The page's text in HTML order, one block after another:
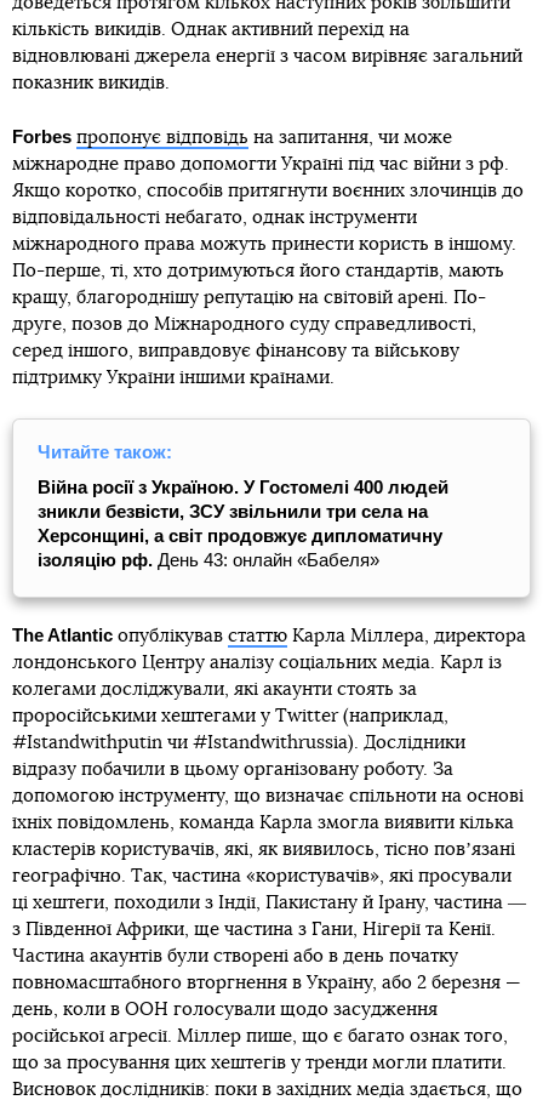
кількість викидів. Однак активний перехід на
відновлювані джерела енергії з часом вирівняє загальний
показник викидів.
Forbes пропонує відповідь на запитання, чи може
міжнародне право допомогти Україні під час війни з рф.
Якщо коротко, способів притягнути воєнних злочинців до
відповідальності небагато, однак інструменти
міжнародного права можуть принести користь в іншому.
По-перше, ті, хто дотримуються його стандартів, мають
кращу, благороднішу репутацію на світовій арені. По-
друге, позов до Міжнародного суду справедливості,
серед іншого, виправдовує фінансову та військову
підтримку України іншими країнами.
Читайте також:
Війна росії з Україною. У Гостомелі 400 людей
зникли безвісти, ЗСУ звільнили три села на
Херсонщині, а світ продовжує дипломатичну
ізоляцію рф. День 43: онлайн «Бабеля»
The Atlantic опублікував статтю Карла Міллера, директора
лондонського Центру аналізу соціальних медіа. Карл із
колегами досліджували, які акаунти стоять за
проросійськими хештегами у Twitter (наприклад,
#Istandwithputin чи #Istandwithrussia). Дослідники
відразу побачили в цьому організовану роботу. За
допомогою інструменту, що визначає спільноти на основі
їхніх повідомлень, команда Карла змогла виявити кілька
кластерів користувачів, які, як виявилось, тісно повʼязані
географічно. Так, частина «користувачів», які просували
ці хештеги, походили з Індії, Пакистану й Ірану, частина ―
з Південної Африки, ще частина з Гани, Нігерії та Кенії.
Частина акаунтів були створені або в день початку
повномасштабного вторгнення в Україну, або 2 березня —
день, коли в ООН голосували щодо засудження
російської агресії. Міллер пише, що є багато ознак того,
що за просування цих хештегів у тренди могли платити.
Висновок дослідників: поки в західних медіа здається, що